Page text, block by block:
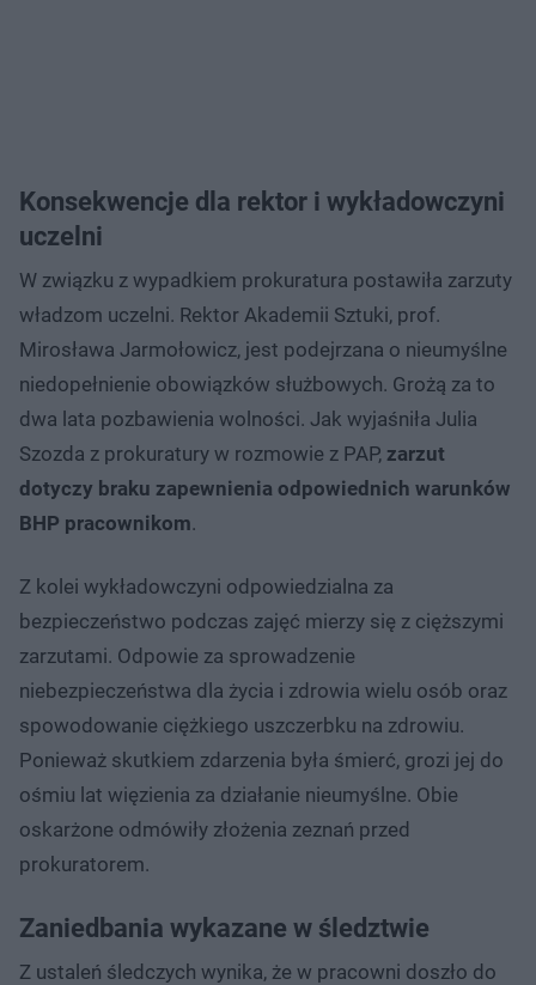
Konsekwencje dla rektor i wykładowczyni
uczelni
W związku z wypadkiem prokuratura postawiła zarzuty
władzom uczelni. Rektor Akademii Sztuki, prof.
Mirosława Jarmołowicz, jest podejrzana o nieumyślne
niedopełnienie obowiązków służbowych. Grożą za to
dwa lata pozbawienia wolności. Jak wyjaśniła Julia
Szozda z prokuratury w rozmowie z PAP, zarzut
dotyczy braku zapewnienia odpowiednich warunków
BHP pracownikom.
Z kolei wykładowczyni odpowiedzialna za
bezpieczeństwo podczas zajęć mierzy się z cięższymi
zarzutami. Odpowie za sprowadzenie
niebezpieczeństwa dla życia i zdrowia wielu osób oraz
spowodowanie ciężkiego uszczerbku na zdrowiu.
Ponieważ skutkiem zdarzenia była śmierć, grozi jej do
ośmiu lat więzienia za działanie nieumyślne. Obie
oskarżone odmówiły złożenia zeznań przed
prokuratorem.
Zaniedbania wykazane w śledztwie
Z ustaleń śledczych wynika, że w pracowni doszło do